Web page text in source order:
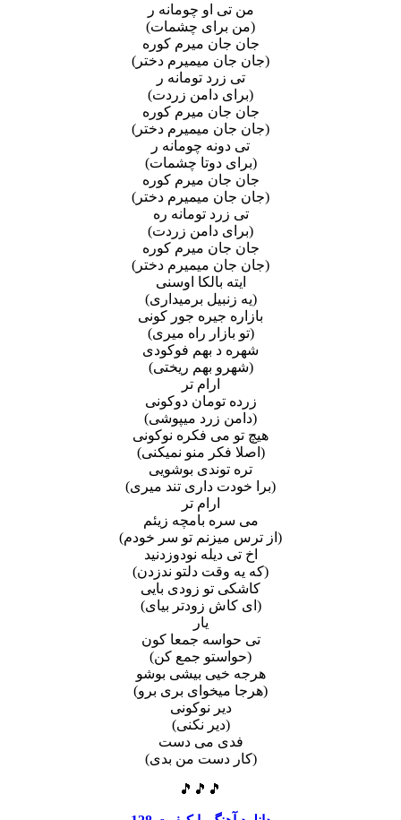
من تی او چومانه ر
(من برای چشمات)
جان جان میرم کوره
(جان جان‌ میمیرم دختر)
تی زرد تومانه ر
(برای دامن زردت)
جان جان میرم کوره
(جان جان میمیرم دختر)
تی دونه چومانه ر
(برای دوتا چشمات)
جان جان میرم کوره
(جان جان میمیرم دختر)
تی زرد تومانه ره
(برای دامن زردت)
جان جان میرم کوره
(جان جان میمیرم دختر)
ایته بالکا اوسنی
(یه زنبیل برمیداری)
بازاره جیره جور کونی
(تو بازار راه میری)
شهره د بهم فوکودی
(شهرو بهم ریختی)
ارام تر
زرده تومان دوکونی
(دامن‌ زرد میپوشی)
هیچ تو می فکره نوکونی
(اصلا فکر منو نمیکنی)
تره توندی بوشویی
(برا خودت داری تند میری)
ارام تر
می سره بامچه زیئم
(از ترس میزنم تو سر خودم)
اخ تی دیله نودوزدنید
(که یه وقت دلتو ندزدن)
کاشکی تو‌ زودی بایی
(ای کاش زودتر بیای)
یار
تی حواسه جمعا کون
(حواستو جمع کن)
هرجه خیی بیشی بوشو
(هرجا میخوای بری برو)
دیر نوکونی
(دیر نکنی)
فدی می دست
(کار دست من بدی)
🎵🎵🎵